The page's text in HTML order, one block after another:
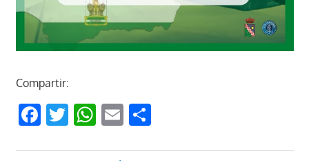
Compartir:
Facebook
Twitter
WhatsApp
EmailCompartir